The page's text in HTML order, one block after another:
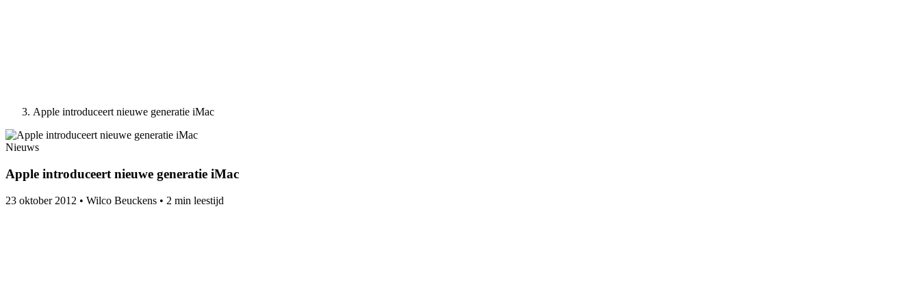
Apple introduceert nieuwe generatie iMac
Nieuws
Apple introduceert nieuwe generatie iMac
23 oktober 2012 • Wilco Beuckens • 2 min leestijd